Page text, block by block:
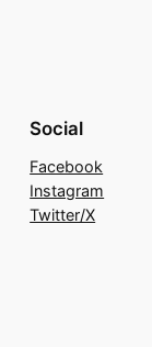
Social
Facebook
Instagram
Twitter/X